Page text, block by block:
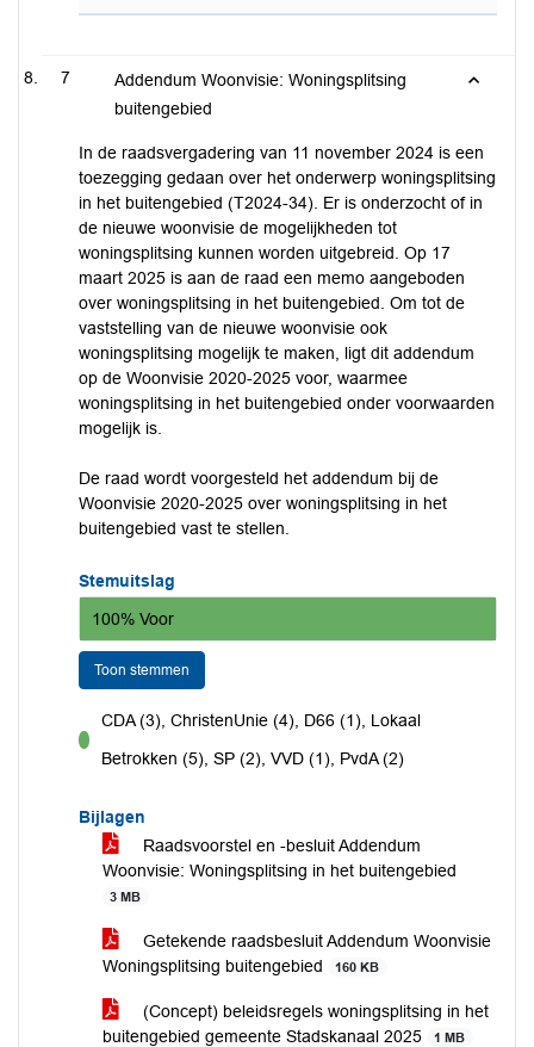
7
Addendum Woonvisie: Woningsplitsing
buitengebied
In de raadsvergadering van 11 november 2024 is een
toezegging gedaan over het onderwerp woningsplitsing
in het buitengebied (T2024-34). Er is onderzocht of in
de nieuwe woonvisie de mogelijkheden tot
woningsplitsing kunnen worden uitgebreid. Op 17
maart 2025 is aan de raad een memo aangeboden
over woningsplitsing in het buitengebied. Om tot de
vaststelling van de nieuwe woonvisie ook
woningsplitsing mogelijk te maken, ligt dit addendum
op de Woonvisie 2020-2025 voor, waarmee
woningsplitsing in het buitengebied onder voorwaarden
mogelijk is.
De raad wordt voorgesteld het addendum bij de
Woonvisie 2020-2025 over woningsplitsing in het
buitengebied vast te stellen.
Stemuitslag
100% Voor
Toon stemmen
voor
CDA (3), ChristenUnie (4), D66 (1), Lokaal
Betrokken (5), SP (2), VVD (1), PvdA (2)
Bijlagen
Raadsvoorstel en -besluit Addendum
Woonvisie: Woningsplitsing in het buitengebied
3 MB
Getekende raadsbesluit Addendum Woonvisie
Woningsplitsing buitengebied
160 KB
(Concept) beleidsregels woningsplitsing in het
buitengebied gemeente Stadskanaal 2025
1 MB